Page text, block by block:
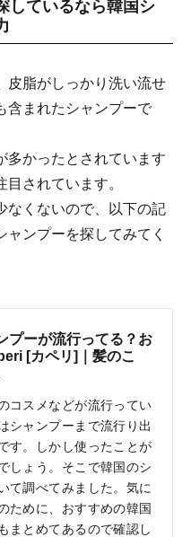
しているなら韓国シ
皮脂がしっかり洗い流せ
含まれたシャンプーで
多かったとされています
されています。
なくないので、以下の記
ンプーを探してみてく
プーが流行ってる？お
[カペリ]｜髪のこ
コスメなどが流行ってい
シャンプーまで流行り出
す。しかし使ったことが
しょう。そこで韓国のシ
て調べてみました。気に
ために、おすすめの韓国
まとめてあるので確認し